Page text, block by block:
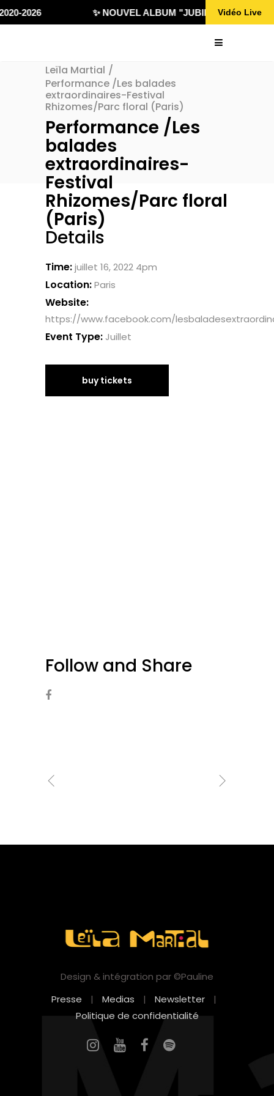
2026 ✨ NOUVEL ALBUM "JUBILÄ 432"Vidéo Live
Leïla Martial /
Performance /Les balades
extraordinaires-Festival
Rhizomes/Parc floral (Paris)
Performance /Les
balades
extraordinaires-
Festival
Rhizomes/Parc floral
(Paris)
Details
Time:juillet 16, 2022 4pm
Location:Paris
Website:
https://www.facebook.com/
Event Type: Juillet
buy tickets
Follow and Share
Design & intégration par ©Pauline
Presse
| Medias | Newsletter
|
Politique de confidentialité